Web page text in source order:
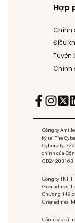
Hợp
Chính
Điều
Tuyên
Chính
Công ty
ký tại The
Cybercity,
chính của
GB24203163.
Công ty
Grenadines
Chương 149
Grenadines.
Cảnh báo rủi